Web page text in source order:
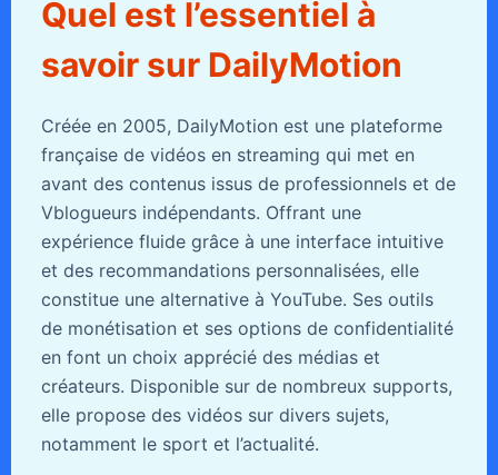
Quel est l’essentiel à
savoir sur DailyMotion
Créée en 2005, DailyMotion est une plateforme
française de vidéos en streaming qui met en
avant des contenus issus de professionnels et de
Vblogueurs indépendants. Offrant une
expérience fluide grâce à une interface intuitive
et des recommandations personnalisées, elle
constitue une alternative à YouTube. Ses outils
de monétisation et ses options de confidentialité
en font un choix apprécié des médias et
créateurs. Disponible sur de nombreux supports,
elle propose des vidéos sur divers sujets,
notamment le sport et l’actualité.